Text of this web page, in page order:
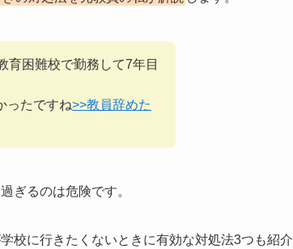
育困難校で勤務して7年目
ったですね>>教員辞めた
ぎるのは危険です。
校に行きたくないときに有効な対処法3つも紹介